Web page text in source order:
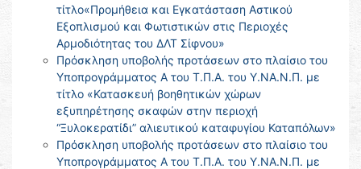
τίτλο«Προμήθεια και Εγκατάσταση Αστικού
Εξοπλισμού και Φωτιστικών στις Περιοχές
Αρμοδιότητας του ΔΛΤ Σίφνου»
Πρόσκληση υποβολής προτάσεων στο πλαίσιο του
Υποπρογράμματος Α του Τ.Π.Α. του Υ.ΝΑ.Ν.Π. με
τίτλο «Κατασκευή βοηθητικών χώρων
εξυπηρέτησης σκαφών στην περιοχή
“Ξυλοκερατίδι” αλιευτικού καταφυγίου Καταπόλων»
Πρόσκληση υποβολής προτάσεων στο πλαίσιο του
Υποπρογράμματος Α του Τ.Π.Α. του Υ.ΝΑ.Ν.Π. με